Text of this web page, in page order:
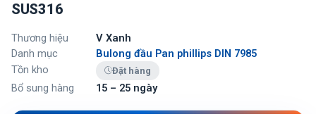
SUS316
Thương hiệu
V Xanh
Danh mục
Bulong đầu Pan phillips DIN 7985
Tồn kho
Đặt hàng
Bổ sung hàng 15 – 25 ngày